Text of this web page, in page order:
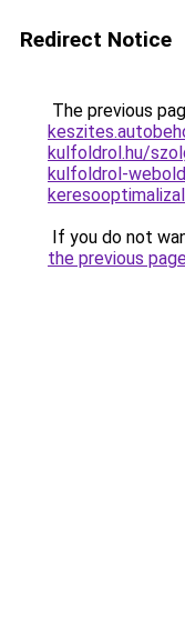
Redirect Notice
The previous
kulfoldrol.hu/
kulfoldrol-
If you do not
the previous